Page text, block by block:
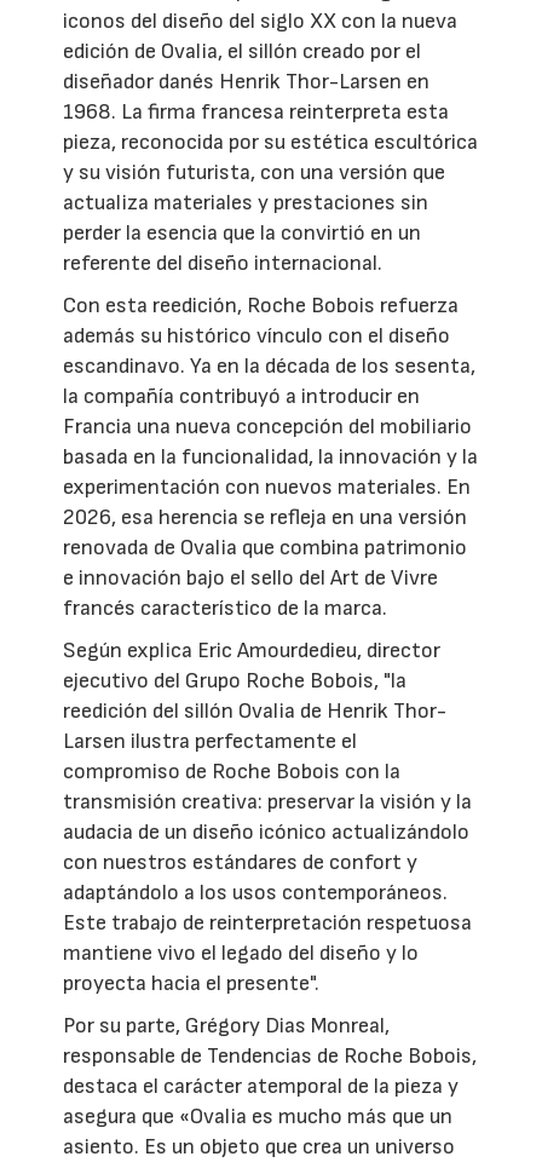
iconos del diseño del siglo XX con la nueva
edición de Ovalia, el sillón creado por el
diseñador danés Henrik Thor-Larsen en
1968. La firma francesa reinterpreta esta
pieza, reconocida por su estética escultórica
y su visión futurista, con una versión que
actualiza materiales y prestaciones sin
perder la esencia que la convirtió en un
referente del diseño internacional.
Con esta reedición, Roche Bobois refuerza
además su histórico vínculo con el diseño
escandinavo. Ya en la década de los sesenta,
la compañía contribuyó a introducir en
Francia una nueva concepción del mobiliario
basada en la funcionalidad, la innovación y la
experimentación con nuevos materiales. En
2026, esa herencia se refleja en una versión
renovada de Ovalia que combina patrimonio
e innovación bajo el sello del Art de Vivre
francés característico de la marca.
Según explica Eric Amourdedieu, director
ejecutivo del Grupo Roche Bobois, "la
reedición del sillón Ovalia de Henrik Thor-
Larsen ilustra perfectamente el
compromiso de Roche Bobois con la
transmisión creativa: preservar la visión y la
audacia de un diseño icónico actualizándolo
con nuestros estándares de confort y
adaptándolo a los usos contemporáneos.
Este trabajo de reinterpretación respetuosa
mantiene vivo el legado del diseño y lo
proyecta hacia el presente".
Por su parte, Grégory Dias Monreal,
responsable de Tendencias de Roche Bobois,
destaca el carácter atemporal de la pieza y
asegura que «Ovalia es mucho más que un
asiento. Es un objeto que crea un universo